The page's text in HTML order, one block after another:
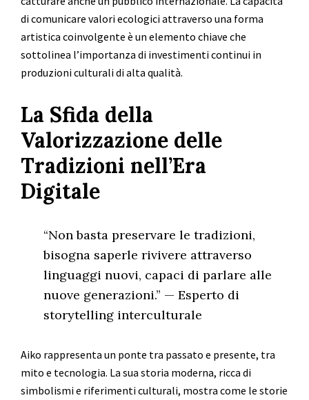
di comunicare valori ecologici attraverso una forma
artistica coinvolgente è un elemento chiave che
sottolinea l’importanza di investimenti continui in
produzioni culturali di alta qualità.
La Sfida della
Valorizzazione delle
Tradizioni nell’Era
Digitale
“Non basta preservare le tradizioni,
bisogna saperle rivivere attraverso
linguaggi nuovi, capaci di parlare alle
nuove generazioni.” — Esperto di
storytelling interculturale
Aiko rappresenta un ponte tra passato e presente, tra
mito e tecnologia. La sua storia moderna, ricca di
simbolismi e riferimenti culturali, mostra come le storie